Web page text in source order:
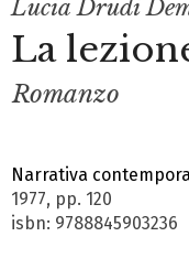
Lucia Drudi
La
Romanzo
Narrativa
1977, pp. 120
isbn: 9788845903236